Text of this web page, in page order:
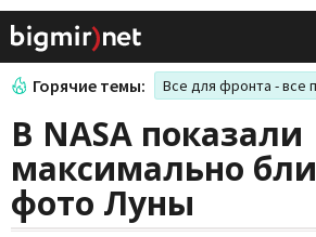
Горячие темы: Все для фронта - все
В NASA показали
максимально
фото Луны